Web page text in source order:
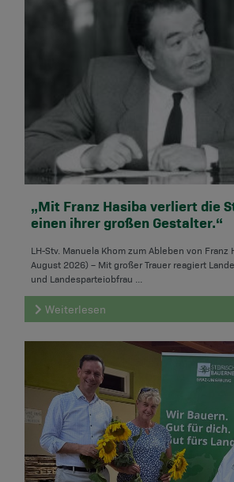
„Mit Franz Hasiba verliert die
einen ihrer großen Gestalter.“
LH-Stv. Manuela Khom zum Ableben von Franz
August 2026) – Mit großer Trauer reagiert
und Landesparteiobfrau ...
Weiterlesen